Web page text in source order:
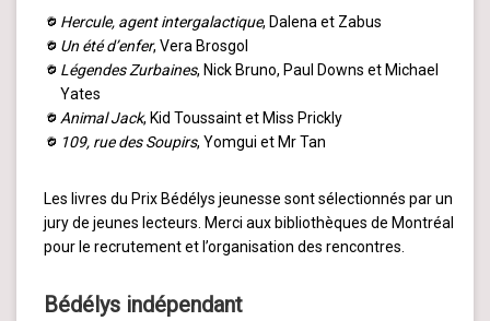
Hercule, agent intergalactique, Dalena et Zabus
Un été d’enfer, Vera Brosgol
Légendes Zurbaines, Nick Bruno, Paul Downs et Michael
Yates
Animal Jack, Kid Toussaint et Miss Prickly
109, rue des Soupirs, Yomgui et Mr Tan
Les livres du Prix Bédélys jeunesse sont sélectionnés par un
jury de jeunes lecteurs. Merci aux bibliothèques de Montréal
pour le recrutement et l’organisation des rencontres.
Bédélys indépendant